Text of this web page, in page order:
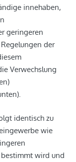
innehaben,
geringeren
der
Verwechslung
identisch zu
wie
wird und